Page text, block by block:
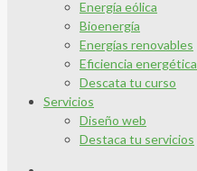
Energía eólica
Bioenergía
Energías renovables
Eficiencia energética
Descata tu curso
Servicios
Diseño web
Destaca tu servicios